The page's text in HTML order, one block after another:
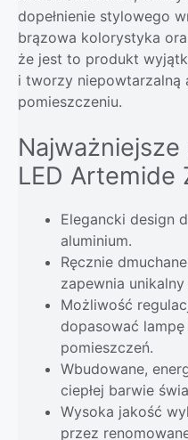
dopełnienie stylowego
brązowa kolorystyka
że jest to produkt
i tworzy niepowtarzalną
pomieszczeniu.
LED Artemide
Elegancki design
aluminium.
Ręcznie
zapewnia
Możliwość
dopasować
pomieszczeń.
Wbudowane,
ciepłej barwie
Wysoka jakość
przez